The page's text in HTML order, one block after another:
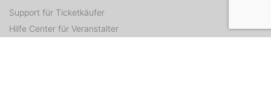
Support für Ticketkäufer
Hilfe Center für Veranstalter